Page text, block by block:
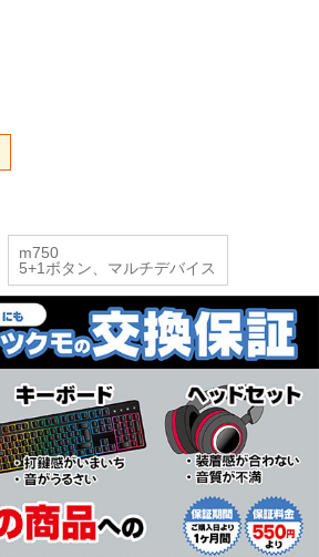
m750
5+1ボタン、マルチデバイス